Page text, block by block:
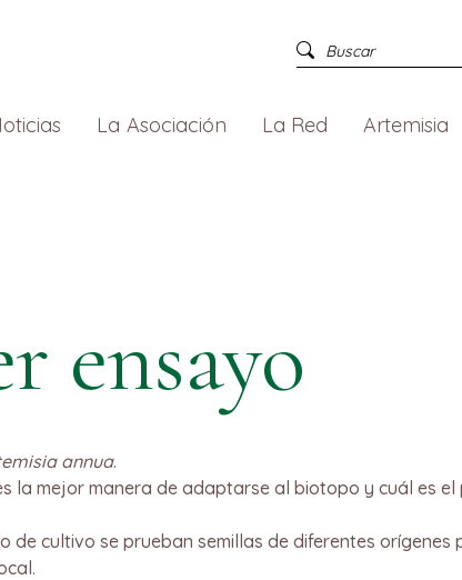
La Asociación La Red Artemisia
ensayo
annua.
la mejor manera de adaptarse al biotopo y cuál es el
de cultivo se prueban semillas de diferentes orígenes